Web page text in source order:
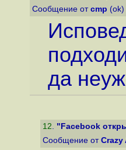
Сообщение от cmp
да
12. "Facebook
Сообщение от Crazy